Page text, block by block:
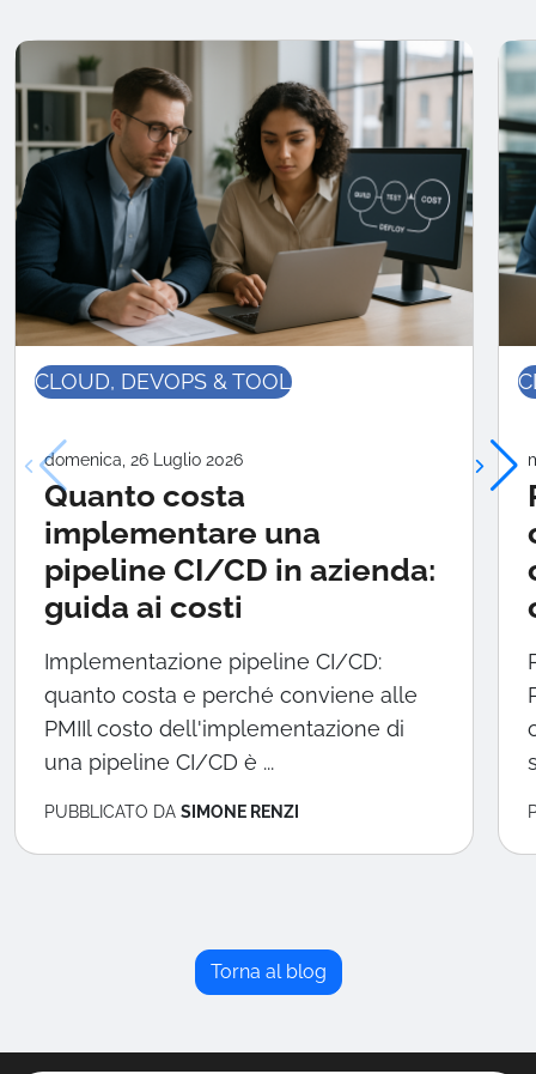
CLOUD, DEVOPS & TOOL
domenica, 26 Luglio 2026
Quanto costa
implementare una
pipeline CI/CD in azienda:
guida ai costi
Implementazione pipeline CI/CD:
quanto costa e perché conviene alle
PMIIl costo dell'implementazione di
una pipeline CI/CD è ...
PUBBLICATO DA SIMONE RENZI
Torna al blog